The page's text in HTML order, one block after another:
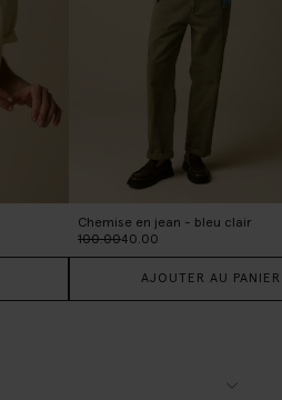
Chemise en jean - bleu clair
100.0040.00
AJOUTER AU PANIER